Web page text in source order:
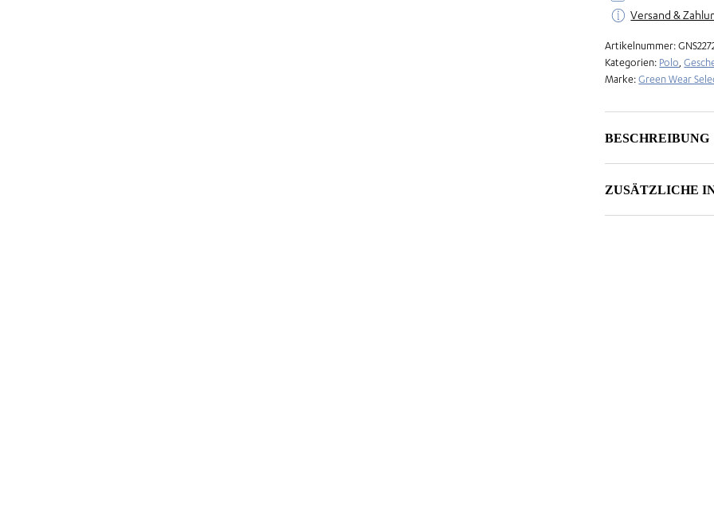
Versand &
Artikelnummer:
Kategorien: Polo ,
Marke:Green Wear
BESCHREIBUNG
ZUSÄTZLICHE